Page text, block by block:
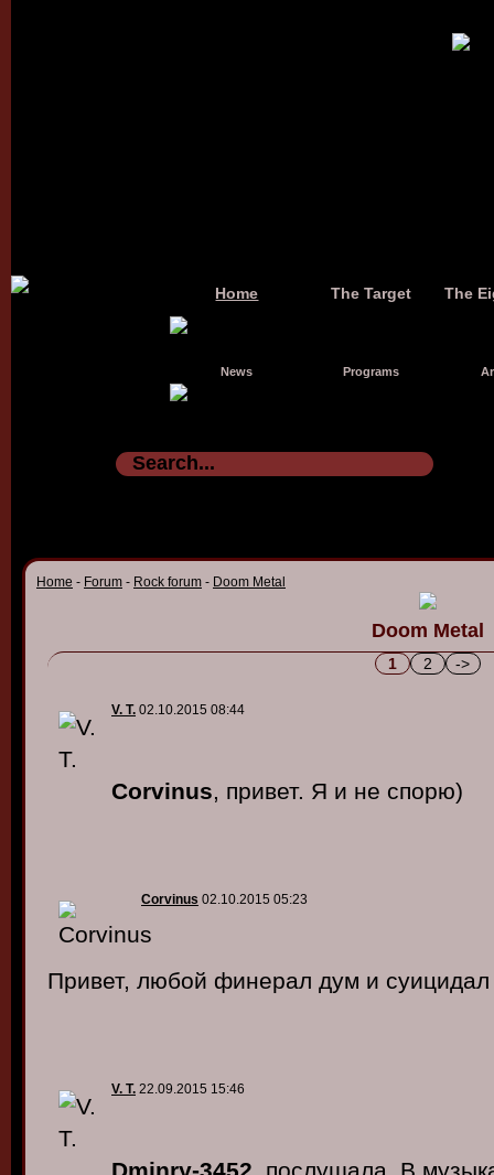
Home The Target The
News Programs
Home - Forum - Rock forum - Doom Metal
Doom Metal
1 2 ->
V. T. 02.10.2015 08:44
Corvinus, привет. Я и не спорю)
Corvinus 02.10.2015 05:23
Привет, любой финерал дум и суицидал
V. T. 22.09.2015 15:46